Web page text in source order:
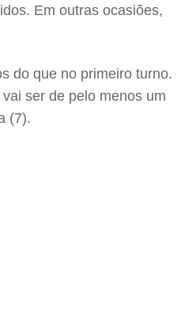
Em outras ocasiões,
do que no primeiro turno.
ser de pelo menos um
(7).